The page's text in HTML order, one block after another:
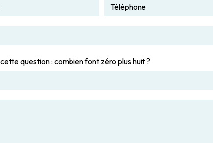
question : combien font zéro plus huit ?